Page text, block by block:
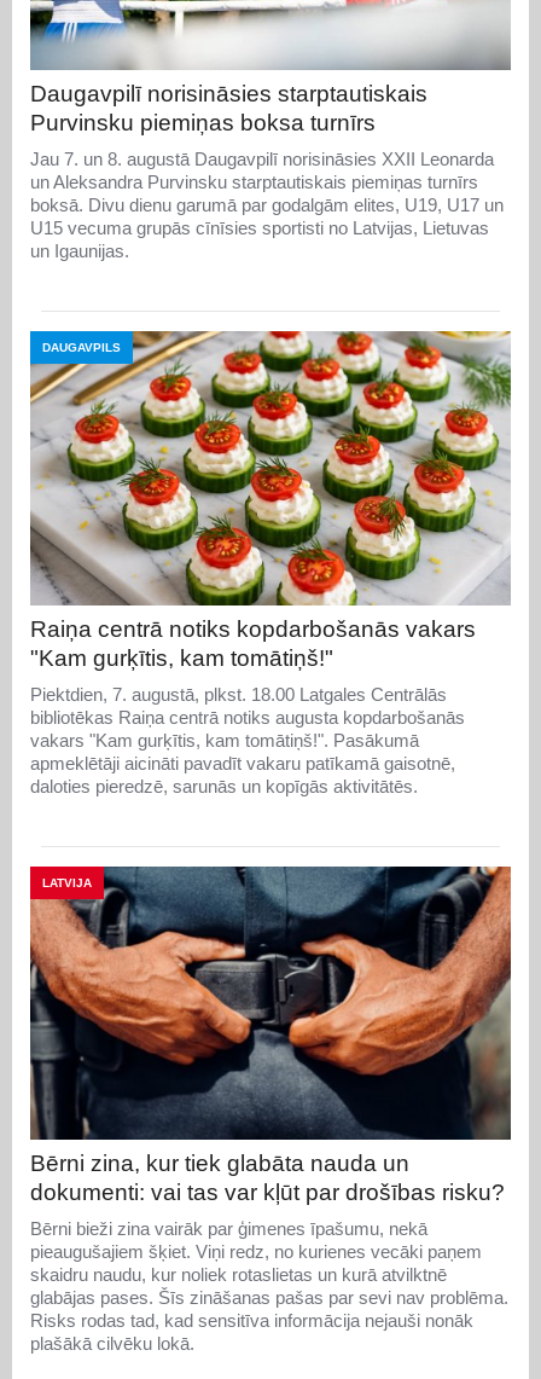
Daugavpilī norisināsies starptautiskais
Purvinsku piemiņas boksa turnīrs
Jau 7. un 8. augustā Daugavpilī norisināsies XXII Leonarda
un Aleksandra Purvinsku starptautiskais piemiņas turnīrs
boksā. Divu dienu garumā par godalgām elites, U19, U17 un
U15 vecuma grupās cīnīsies sportisti no Latvijas, Lietuvas
un Igaunijas.
DAUGAVPILS
Raiņa centrā notiks kopdarbošanās vakars
"Kam gurķītis, kam tomātiņš!"
Piektdien, 7. augustā, plkst. 18.00 Latgales Centrālās
bibliotēkas Raiņa centrā notiks augusta kopdarbošanās
vakars "Kam gurķītis, kam tomātiņš!". Pasākumā
apmeklētāji aicināti pavadīt vakaru patīkamā gaisotnē,
daloties pieredzē, sarunās un kopīgās aktivitātēs.
LATVIJA
Bērni zina, kur tiek glabāta nauda un
dokumenti: vai tas var kļūt par drošības risku?
Bērni bieži zina vairāk par ģimenes īpašumu, nekā
pieaugušajiem šķiet. Viņi redz, no kurienes vecāki paņem
skaidru naudu, kur noliek rotaslietas un kurā atvilktnē
glabājas pases. Šīs zināšanas pašas par sevi nav problēma.
Risks rodas tad, kad sensitīva informācija nejauši nonāk
plašākā cilvēku lokā.